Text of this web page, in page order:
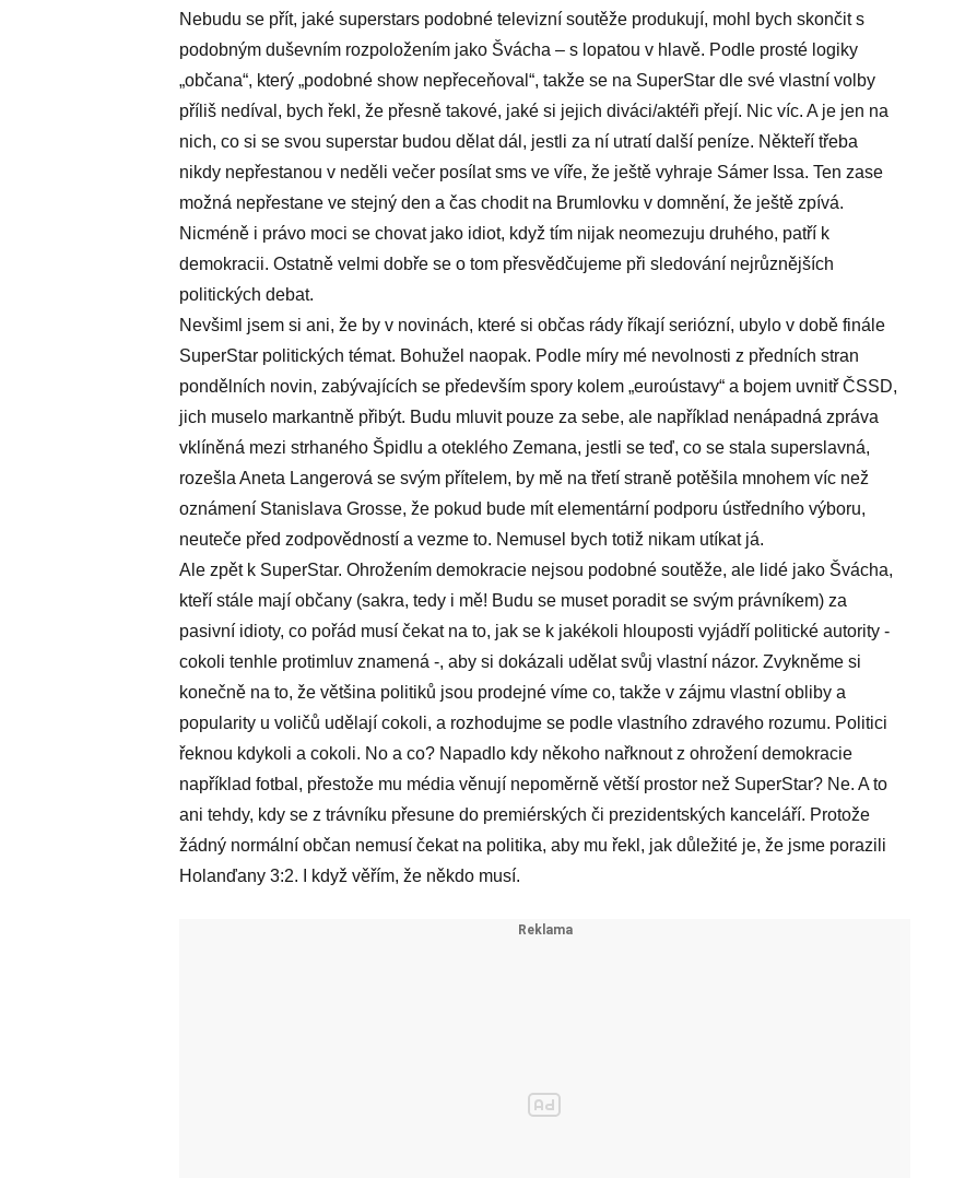
Nebudu se přít, jaké superstars podobné televizní soutěže produkují, mohl bych skončit s
podobným duševním rozpoložením jako Švácha – s lopatou v hlavě. Podle prosté logiky
„občana“, který „podobné show nepřeceňoval“, takže se na SuperStar dle své vlastní volby
příliš nedíval, bych řekl, že přesně takové, jaké si jejich diváci/aktéři přejí. Nic víc. A je jen na
nich, co si se svou superstar budou dělat dál, jestli za ní utratí další peníze. Někteří třeba
nikdy nepřestanou v neděli večer posílat sms ve víře, že ještě vyhraje Sámer Issa. Ten zase
možná nepřestane ve stejný den a čas chodit na Brumlovku v domnění, že ještě zpívá.
Nicméně i právo moci se chovat jako idiot, když tím nijak neomezuju druhého, patří k
demokracii. Ostatně velmi dobře se o tom přesvědčujeme při sledování nejrůznějších
politických debat.
Nevšiml jsem si ani, že by v novinách, které si občas rády říkají seriózní, ubylo v době finále
SuperStar politických témat. Bohužel naopak. Podle míry mé nevolnosti z předních stran
pondělních novin, zabývajících se především spory kolem „euroústavy“ a bojem uvnitř ČSSD,
jich muselo markantně přibýt. Budu mluvit pouze za sebe, ale například nenápadná zpráva
vklíněná mezi strhaného Špidlu a oteklého Zemana, jestli se teď, co se stala superslavná,
rozešla Aneta Langerová se svým přítelem, by mě na třetí straně potěšila mnohem víc než
oznámení Stanislava Grosse, že pokud bude mít elementární podporu ústředního výboru,
neuteče před zodpovědností a vezme to. Nemusel bych totiž nikam utíkat já.
Ale zpět k SuperStar. Ohrožením demokracie nejsou podobné soutěže, ale lidé jako Švácha,
kteří stále mají občany (sakra, tedy i mě! Budu se muset poradit se svým právníkem) za
pasivní idioty, co pořád musí čekat na to, jak se k jakékoli hlouposti vyjádří politické autority -
cokoli tenhle protimluv znamená -, aby si dokázali udělat svůj vlastní názor. Zvykněme si
konečně na to, že většina politiků jsou prodejné víme co, takže v zájmu vlastní obliby a
popularity u voličů udělají cokoli, a rozhodujme se podle vlastního zdravého rozumu. Politici
řeknou kdykoli a cokoli. No a co? Napadlo kdy někoho nařknout z ohrožení demokracie
například fotbal, přestože mu média věnují nepoměrně větší prostor než SuperStar? Ne. A to
ani tehdy, kdy se z trávníku přesune do premiérských či prezidentských kanceláří. Protože
žádný normální občan nemusí čekat na politika, aby mu řekl, jak důležité je, že jsme porazili
Holanďany 3:2. I když věřím, že někdo musí.